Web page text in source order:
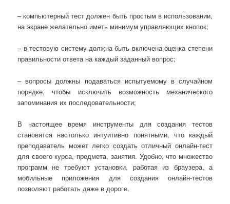
– компьютерный тест должен быть простым в использовании,
на экране желательно иметь минимум управляющих кнопок;
– в тестовую систему должна быть включена оценка степени
правильности ответа на каждый заданный вопрос;
– вопросы должны подаваться испытуемому в случайном
порядке, чтобы исключить возможность механического
запоминания их последовательности;
В настоящее время инструменты для создания тестов
становятся настолько интуитивно понятными, что каждый
преподаватель может легко создать отличный онлайн-тест
для своего курса, предмета, занятия. Удобно, что множество
программ не требуют установки, работая из браузера, а
мобильные приложения для создания онлайн-тестов
позволяют работать даже в дороге.